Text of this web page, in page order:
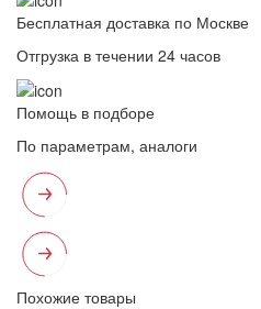
Бесплатная доставка по Москве
Отгрузка в течении 24 часов
Помощь в подборе
По параметрам, аналоги
Похожие товары